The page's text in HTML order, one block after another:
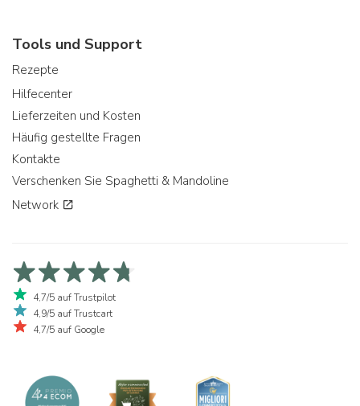
Tools und Support
Rezepte
Hilfecenter
Lieferzeiten und Kosten
Häufig gestellte Fragen
Kontakte
Verschenken Sie Spaghetti & Mandoline
Network
4,7/5 auf Trustpilot
4,9/5 auf Trustcart
4,7/5 auf Google